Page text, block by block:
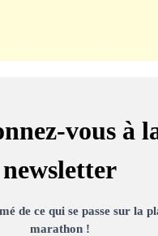
vous à
newsletter
de ce qui se passe sur la
marathon !